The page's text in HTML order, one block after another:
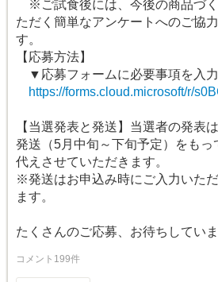
※ご試食後には、今後の商品づ
ただく簡単なアンケートへのご協
す。
【応募方法】
▼応募フォームに必要事項を入力
https://forms.cloud.microsoft/r/
【当選発表と発送】当選者の発表
発送（5月中旬～下旬予定）をもっ
代えさせていただきます。
※発送はお申込み時にご入力いた
ます。
たくさんのご応募、お待ちしてい
コメント199件